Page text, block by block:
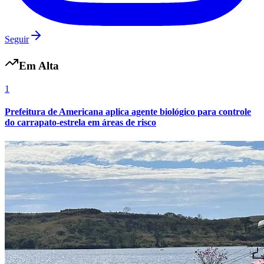
Internacional
Seguir
Em Alta
1
Prefeitura de Americana aplica agente biológico para controle
do carrapato-estrela em áreas de risco